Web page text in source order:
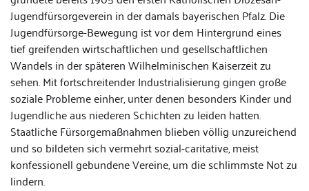
Jugendfürsorgeverein in der damals bayerischen Pfalz. Die
Jugendfürsorge-Bewegung ist vor dem Hintergrund eines
tief greifenden wirtschaftlichen und gesellschaftlichen
Wandels in der späteren Wilhelminischen Kaiserzeit zu
sehen. Mit fortschreitender Industrialisierung gingen große
soziale Probleme einher, unter denen besonders Kinder und
Jugendliche aus niederen Schichten zu leiden hatten.
Staatliche Fürsorgemaßnahmen blieben völlig unzureichend
und so bildeten sich vermehrt sozial-caritative, meist
konfessionell gebundene Vereine, um die schlimmste Not zu
lindern.